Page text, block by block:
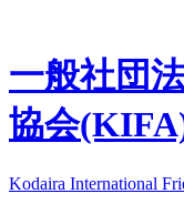
一般社団
協会
Kodaira International